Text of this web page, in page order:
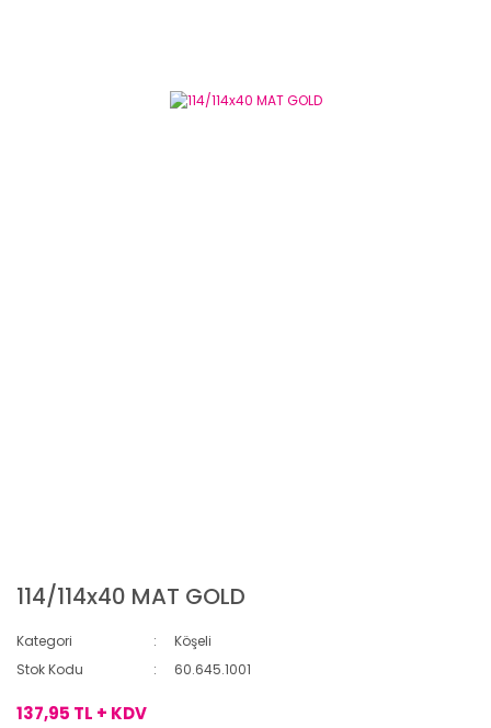
114/114x40 MAT GOLD
Kategori
Köşeli
Stok Kodu
60.645.1001
137,95 TL + KDV